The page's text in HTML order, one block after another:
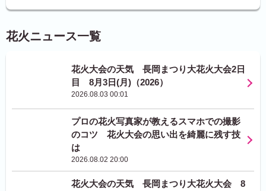
花火ニュース一覧
花火大会の天気 長岡まつり大花火大会2日
目 8月3日(月)（2026）
2026.08.03 00:01
プロの花火写真家が教えるスマホでの撮影
のコツ 花火大会の思い出を綺麗に残す技
は
2026.08.02 20:00
花火大会の天気 長岡まつり大花火大会 8